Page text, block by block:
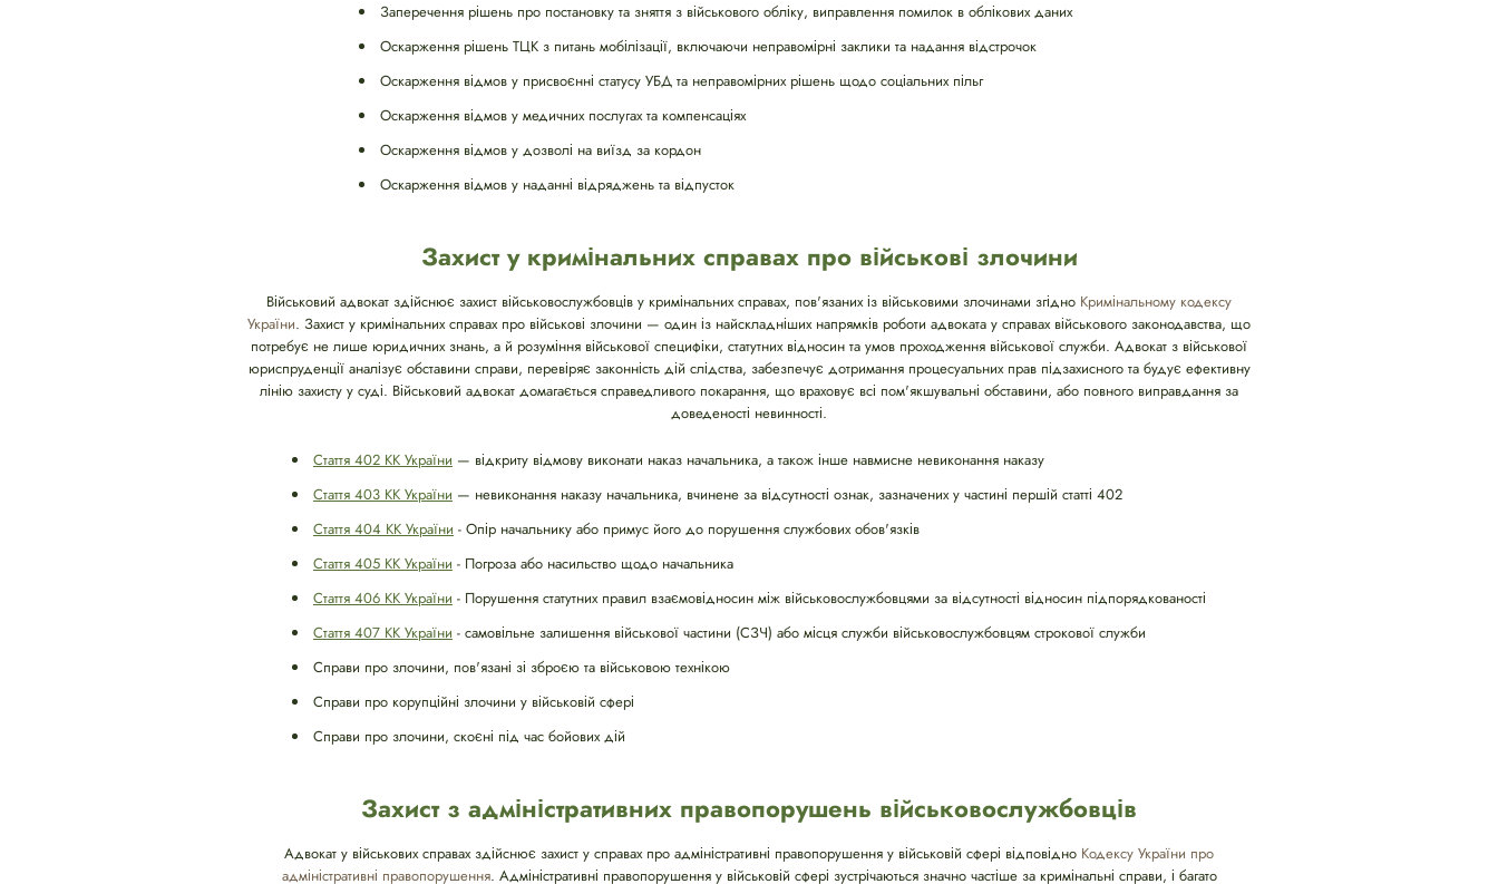
Заперечення рішень про постановку та зняття з військового обліку, виправлення помилок в облікових даних
Оскарження рішень ТЦК з питань мобілізації, включаючи неправомірні заклики та надання відстрочок
Оскарження відмов у присвоєнні статусу УБД та неправомірних рішень щодо соціальних пільг
Оскарження відмов у медичних послугах та компенсаціях
Оскарження відмов у дозволі на виїзд за кордон
Оскарження відмов у наданні відряджень та відпусток
Захист у кримінальних справах про військові злочини
Військовий адвокат здійснює захист військовослужбовців у кримінальних справах, пов'язаних із військовими злочинами згідно Кримінальному кодексу
України. Захист у кримінальних справах про військові злочини — один із найскладніших напрямків роботи адвоката у справах військового законодавства, що
потребує не лише юридичних знань, а й розуміння військової специфіки, статутних відносин та умов проходження військової служби. Адвокат з військової
юриспруденції аналізує обставини справи, перевіряє законність дій слідства, забезпечує дотримання процесуальних прав підзахисного та будує ефективну
лінію захисту у суді. Військовий адвокат домагається справедливого покарання, що враховує всі пом'якшувальні обставини, або повного виправдання за
доведеності невинності.
Стаття 402 КК України — відкриту відмову виконати наказ начальника, а також інше навмисне невиконання наказу
Стаття 403 КК України — невиконання наказу начальника, вчинене за відсутності ознак, зазначених у частині першій статті 402
Стаття 404 КК України - Опір начальнику або примус його до порушення службових обов'язків
Стаття 405 КК України - Погроза або насильство щодо начальника
Стаття 406 КК України - Порушення статутних правил взаємовідносин між військовослужбовцями за відсутності відносин підпорядкованості
Стаття 407 КК України - самовільне залишення військової частини (СЗЧ) або місця служби військовослужбовцям строкової служби
Справи про злочини, пов'язані зі зброєю та військовою технікою
Справи про корупційні злочини у військовій сфері
Справи про злочини, скоєні під час бойових дій
Захист з адміністративних правопорушень військовослужбовців
Адвокат у військових справах здійснює захист у справах про адміністративні правопорушення у військовій сфері відповідно Кодексу України про
адміністративні правопорушення. Адміністративні правопорушення у військовій сфері зустрічаються значно частіше за кримінальні справи, і багато